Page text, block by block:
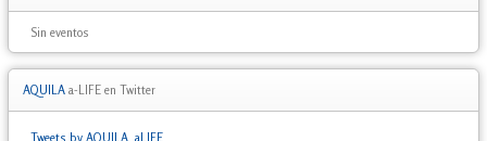
Sin eventos
AQUILA a-LIFE en Twitter